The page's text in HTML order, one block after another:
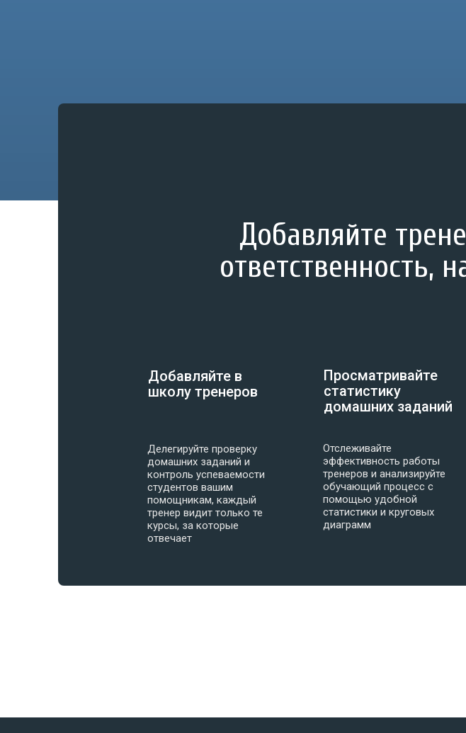
Добавляйте
ответственность,
Добавляйте в
школу тренеров
Делегируйте проверку
домашних заданий и
контроль успеваемости
студентов вашим
помощникам, каждый
тренер видит только те
курсы, за которые
отвечает
Просматривайте
статистику
домашних заданий
Отслеживайте
эффективность работы
тренеров и анализируйте
обучающий процесс с
помощью удобной
статистики и круговых
диаграмм